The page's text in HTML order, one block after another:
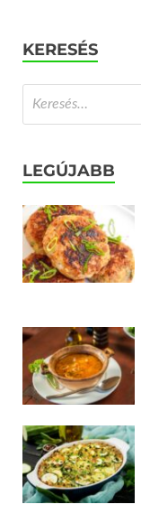
KERESÉS
LEGÚJABB